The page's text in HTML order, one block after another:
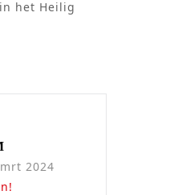
het Heilig
2024